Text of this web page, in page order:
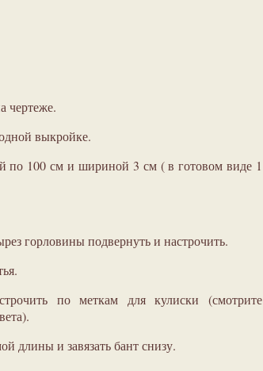
чертеже.
выкройке.
по 100 см и шириной 3 см ( в готовом виде 1
горловины подвернуть и настрочить.
по меткам для кулиски (смотрите
длины и завязать бант снизу.